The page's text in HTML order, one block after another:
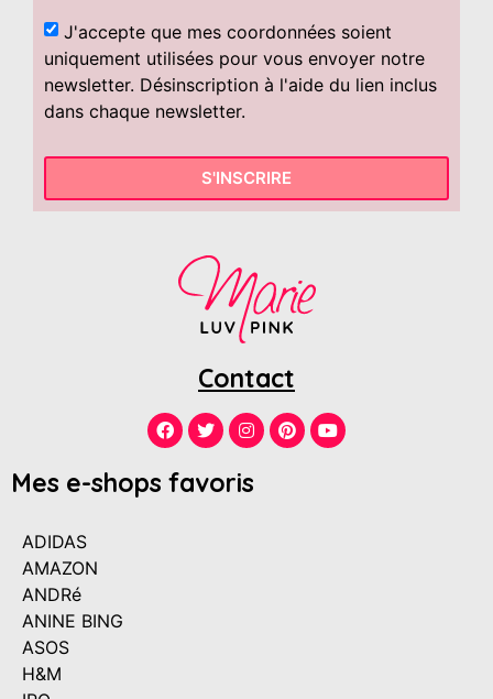
J'accepte que mes coordonnées soient
uniquement utilisées pour vous envoyer notre
newsletter. Désinscription à l'aide du lien inclus
dans chaque newsletter.
S'INSCRIRE
Contact
Mes e-shops favoris
ADIDAS
AMAZON
ANDRé
ANINE BING
ASOS
H&M